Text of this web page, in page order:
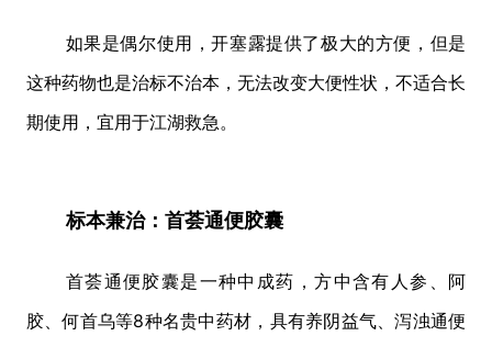
如果是偶尔使用，开塞露提供了极大的方便，但是
这种药物也是治标不治本，无法改变大便性状，不适合长
期使用，宜用于江湖救急。
标本兼治：首荟通便胶囊
首荟通便胶囊是一种中成药，方中含有人参、阿
胶、何首乌等8种名贵中药材，具有养阴益气、泻浊通便